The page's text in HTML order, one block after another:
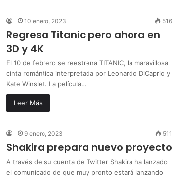
10 enero, 2023 516
Regresa Titanic pero ahora en
3D y 4K
El 10 de febrero se reestrena TITANIC, la maravillosa
cinta romántica interpretada por Leonardo DiCaprio y
Kate Winslet. La película…
Leer Más
9 enero, 2023 511
Shakira prepara nuevo proyecto
A través de su cuenta de Twitter Shakira ha lanzado
el comunicado de que muy pronto estará lanzando